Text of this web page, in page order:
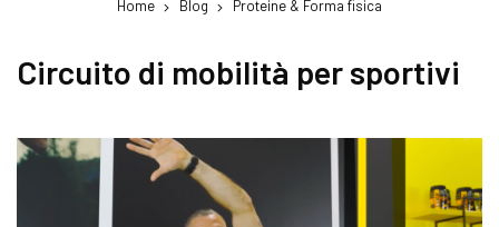
Home Blog Proteine & Forma fisica
Circuito di mobilità per sportivi